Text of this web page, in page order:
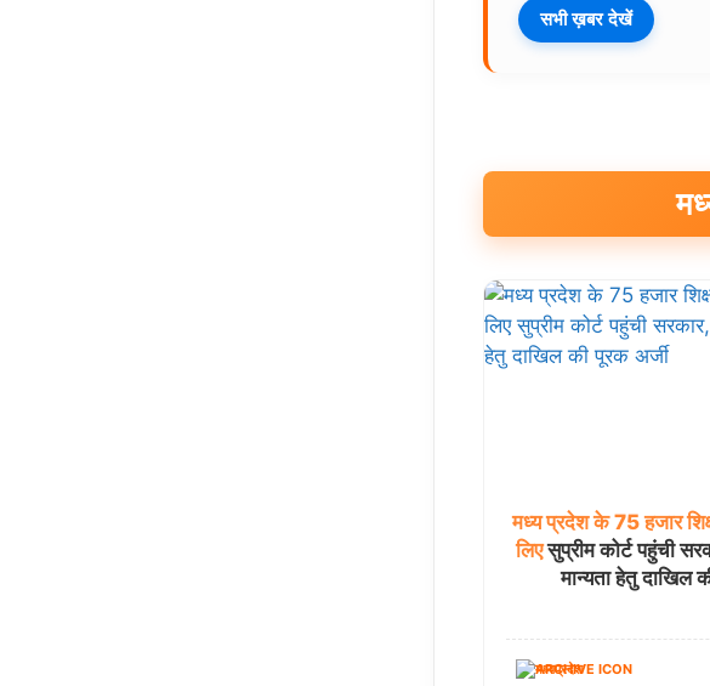
सभी ख़बर देखें
मध्य प्रदेश के 75 हजार
लिएसुप्रीम कोर्ट पहुंची
मान्यता हेतु दाखिल
मध्यप्रदेश